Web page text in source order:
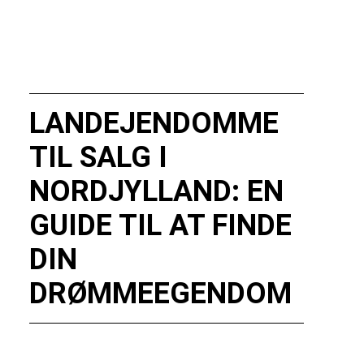
LANDEJENDOMME
TIL SALG I
NORDJYLLAND: EN
GUIDE TIL AT FINDE
DIN
DRØMMEEGENDOM